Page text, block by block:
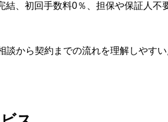
、初回手数料0％、担保や保証人不
から契約までの流れを理解しやすい